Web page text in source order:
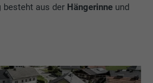
besteht aus der Hängerinne und